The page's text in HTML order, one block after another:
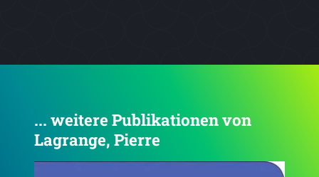
... weitere Publikationen von
Lagrange, Pierre